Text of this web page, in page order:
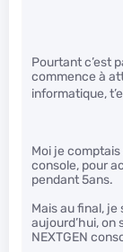
Pourtant c’est
commence à
informatique,
Moi je
console, pour
pendant 5ans.
Mais au final,
aujourd’hui, on
NEXTGEN